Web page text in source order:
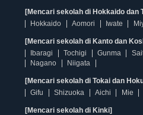
[Mencari sekolah di Hokkaido dan
Hokkaido
Aomori Iwate
[Mencari sekolah di Kanto dan
Ibaragi
Tochigi Gunma
Nagano
Niigata
[Mencari sekolah di Tokai dan
Gifu
Shizuoka Aichi Mie
[Mencari sekolah di Kinki]